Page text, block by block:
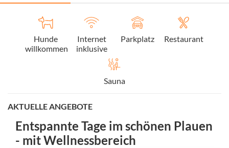
Hunde
willkommen
Internet
inklusive
Parkplatz Restaurant
Sauna
AKTUELLE ANGEBOTE
Entspannte Tage im schönen Plauen
- mit Wellnessbereich